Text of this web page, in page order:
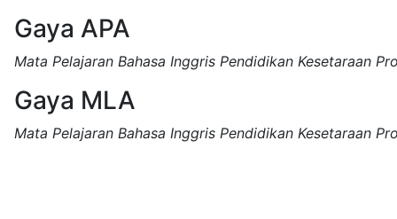
Gaya APA
Mata Pelajaran Bahasa Inggris Pendidikan Kesetaraan
Gaya MLA
Mata Pelajaran Bahasa Inggris Pendidikan Kesetaraan